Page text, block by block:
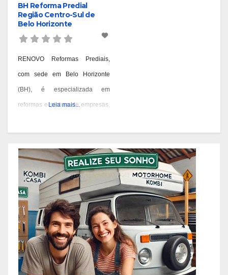
BH Reforma Predial
Região Centro-Sul de
Belo Horizonte
RENOVO Reformas Prediais,
com sede em Belo Horizonte
(BH), é especializada em
reformas e pintura de empresas,
experiência desde 1978 e são
conhecidos por seus serviços de
qualidade em BH. Você pode
contatá-los pelos telefones 31
3473-2000, 3357-1961 ou
98687-2000 se você está
pensando em reformar ou pintar
a fachada da sua empresa,
condomínio ou
Leia mais...